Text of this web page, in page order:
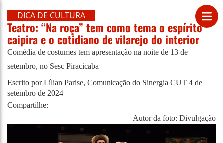
DICA DE CULTURA
Teatro: “Na roça” tem como tema o espírito
caipira e o cotidiano de vilarejo do interior
Comédia de costumes tem apresentação na noite de 13 de
setembro, no Sesc Piracicaba
Escrito por Lílian Parise, Comunicação do Sinergia CUT 4 de
setembro de 2024
Compartilhe:
Autor da foto: Divulgação